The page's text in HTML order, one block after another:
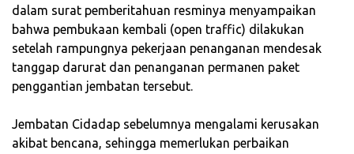
dalam surat pemberitahuan resminya menyampaikan
bahwa pembukaan kembali (open traffic) dilakukan
setelah rampungnya pekerjaan penanganan mendesak
tanggap darurat dan penanganan permanen paket
penggantian jembatan tersebut.
‎Jembatan Cidadap sebelumnya mengalami kerusakan
akibat bencana, sehingga memerlukan perbaikan